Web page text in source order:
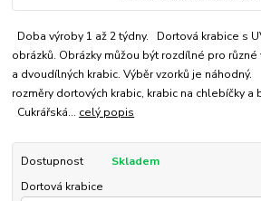
Doba výroby 1 až 2 týdny. Dortová krabice s
obrázků. Obrázky můžou být rozdílné pro
a dvoudílných krabic. Výběr vzorků je
rozměry dortových krabic, krabic na chlebíčky a
Cukrářská... celý popis
Dostupnost
Skladem
Dortová krabice